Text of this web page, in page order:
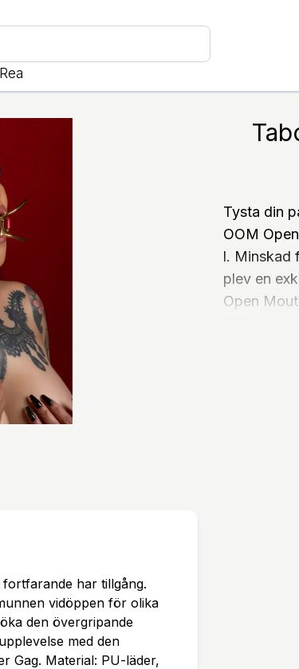
Rea
Tysta din
OOM
l. Minskad
plev en
Open
har tillgång.
vidöppen för olika
den övergripande
med den
Gag. Material: PU-läder,